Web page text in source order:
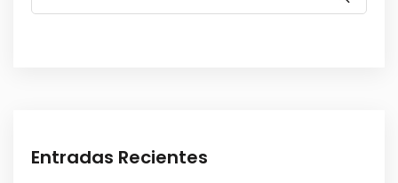
Entradas Recientes